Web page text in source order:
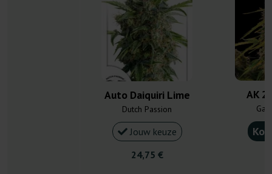
Auto Daiquiri Lime
Dutch Passion
Jouw keuze
24,75 €
AK